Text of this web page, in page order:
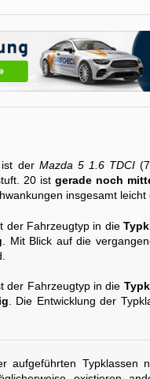
ist der Mazda 5 1.6 TDCI
20 ist gerade noch
insgesamt leicht
der Fahrzeugtyp in die
. Mit Blick auf die
der Fahrzeugtyp in die
. Die Entwicklung der
aufgeführten Typklassen